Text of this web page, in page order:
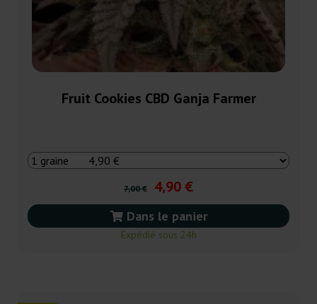
Fruit Cookies CBD Ganja Farmer
7,00 € 4,90 €
Dans le panier
Expédié sous 24h